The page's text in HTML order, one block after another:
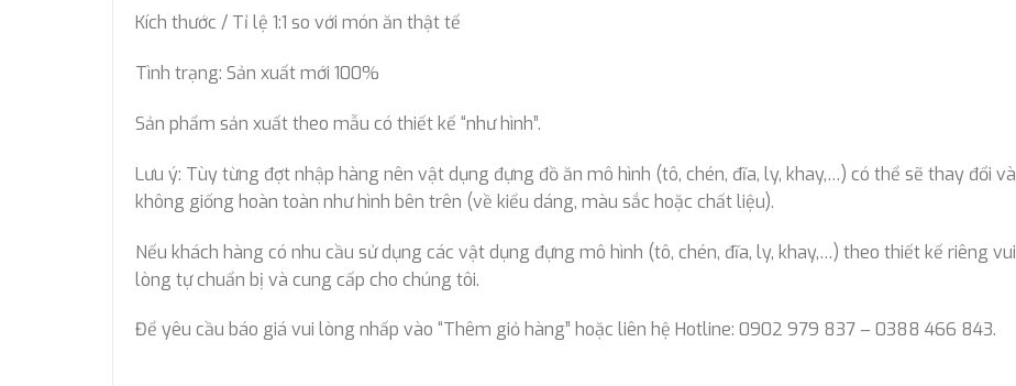
Kích thước / Tỉ lệ 1:1 so với món ăn thật tế
Tình trạng: Sản xuất mới 100%
Sản phẩm sản xuất theo mẫu có thiết kế “như hình”.
Lưu ý: Tùy từng đợt nhập hàng nên vật dụng đựng đồ ăn mô hình (tô, chén, đĩa, ly, khay,…) có thể sẽ thay đổi và
không giống hoàn toàn như hình bên trên (về kiểu dáng, màu sắc hoặc chất liệu).
Nếu khách hàng có nhu cầu sử dụng các vật dụng đựng mô hình (tô, chén, đĩa, ly, khay,…) theo thiết kế riêng vui
lòng tự chuẩn bị và cung cấp cho chúng tôi.
Để yêu cầu báo giá vui lòng nhấp vào “Thêm giỏ hàng” hoặc liên hệ Hotline: 0902 979 837 – 0388 466 843.